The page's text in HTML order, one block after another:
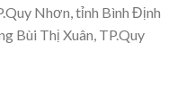
Nhơn, tỉnh Bình Định
Bùi Thị Xuân, TP.Quy